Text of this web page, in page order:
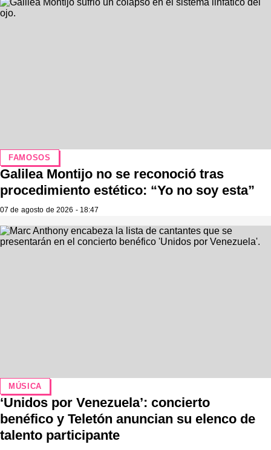
FAMOSOS
Galilea Montijo no se reconoció tras
procedimiento estético: “Yo no soy esta”
07 de agosto de 2026 - 18:47
MÚSICA
‘Unidos por Venezuela’: concierto
benéfico y Teletón anuncian su elenco de
talento participante